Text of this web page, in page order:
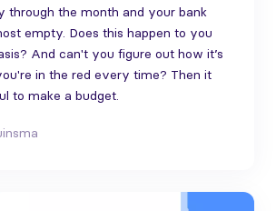
through the month and your bank
empty. Does this happen to you
And can't you figure out how it’s
in the red every time? Then it
to make a budget.